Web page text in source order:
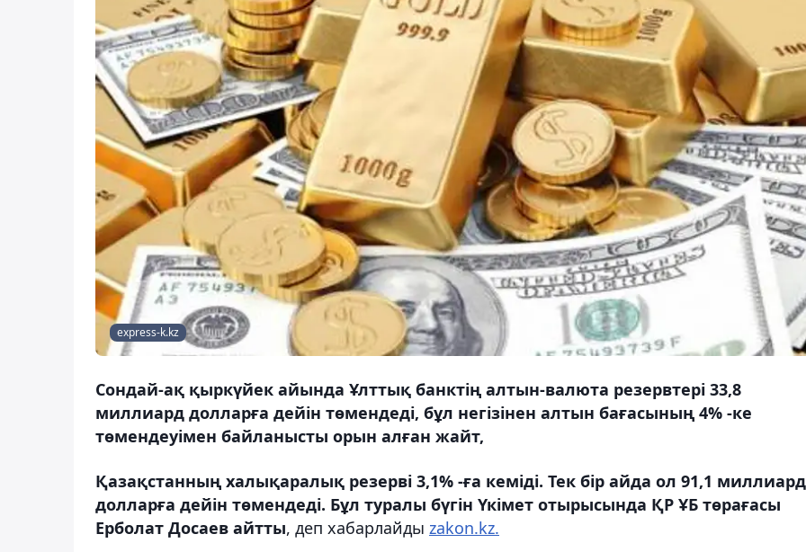
express-k.kz
Сондай-ақ қыркүйек айында Ұлттық банктің алтын-валюта резервтері 33,8
миллиард долларға дейін төмендеді, бұл негізінен алтын бағасының 4% -ке
төмендеуімен байланысты орын алған жайт,
Қазақстанның халықаралық резерві 3,1% -ға кеміді. Тек бір айда ол 91,1 миллиард
долларға дейін төмендеді. Бұл туралы бүгін Үкімет отырысында ҚР ҰБ төрағасы
Ерболат Досаев айтты, деп хабарлайды zakon.kz.